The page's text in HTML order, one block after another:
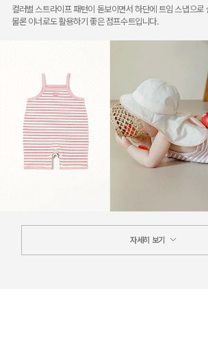
컬러별 스트라이프 패턴이 돋보이면서 하단에 트임 스냅으로
물론 이너로도 활용하기 좋은 점프수트입니다.
자세히 보기